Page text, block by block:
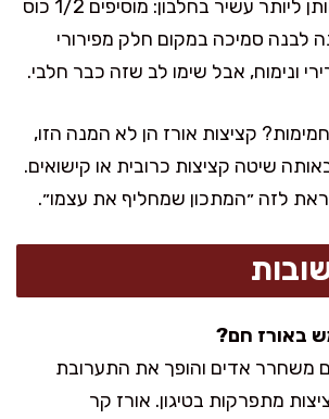
אפשר גם להפוך אותן ליותר עשיר בחלבון: מוסיפים 1/2 כוס
לבנה סמיכה במקום חלק מפירורי
ונימוח, אבל שימו לב שזה כבר חלבי.
קציצות אורז הן לא המנה הזו,
שיטה קציצות כרובית או קישואים.
לזה ״המתכון שמחליף את עצמו״.
משחרר אדים והופך את התערובת
מתפרקות בטיגון. אורז קר